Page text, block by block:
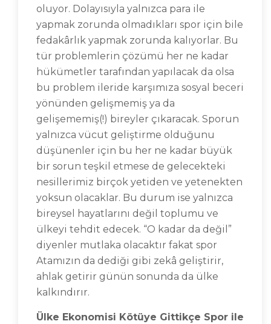
oluyor. Dolayısıyla yalnızca para ile
yapmak zorunda olmadıkları spor için bile
fedakârlık yapmak zorunda kalıyorlar. Bu
tür problemlerin çözümü her ne kadar
hükümetler tarafından yapılacak da olsa
bu problem ileride karşımıza sosyal beceri
yönünden gelişmemiş ya da
gelişememiş(!) bireyler çıkaracak. Sporun
yalnızca vücut geliştirme olduğunu
düşünenler için bu her ne kadar büyük
bir sorun teşkil etmese de gelecekteki
nesillerimiz birçok yetiden ve yetenekten
yoksun olacaklar. Bu durum ise yalnızca
bireysel hayatlarını değil toplumu ve
ülkeyi tehdit edecek. “O kadar da değil”
diyenler mutlaka olacaktır fakat spor
Atamızın da dediği gibi zekâ geliştirir,
ahlak getirir günün sonunda da ülke
kalkındırır.
Ülke Ekonomisi Kötüye Gittikçe Spor ile